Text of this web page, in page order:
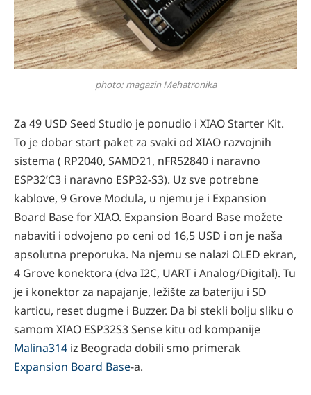
photo: magazin Mehatronika
Za 49 USD Seed Studio je ponudio i XIAO Starter Kit.
To je dobar start paket za svaki od XIAO razvojnih
sistema ( RP2040, SAMD21, nFR52840 i naravno
ESP32’C3 i naravno ESP32-S3). Uz sve potrebne
kablove, 9 Grove Modula, u njemu je i Expansion
Board Base for XIAO. Expansion Board Base možete
nabaviti i odvojeno po ceni od 16,5 USD i on je naša
apsolutna preporuka. Na njemu se nalazi OLED ekran,
4 Grove konektora (dva I2C, UART i Analog/Digital). Tu
je i konektor za napajanje, ležište za bateriju i SD
karticu, reset dugme i Buzzer. Da bi stekli bolju sliku o
samom XIAO ESP32S3 Sense kitu od kompanije
Malina314 iz Beograda dobili smo primerak
Expansion Board Base-a.